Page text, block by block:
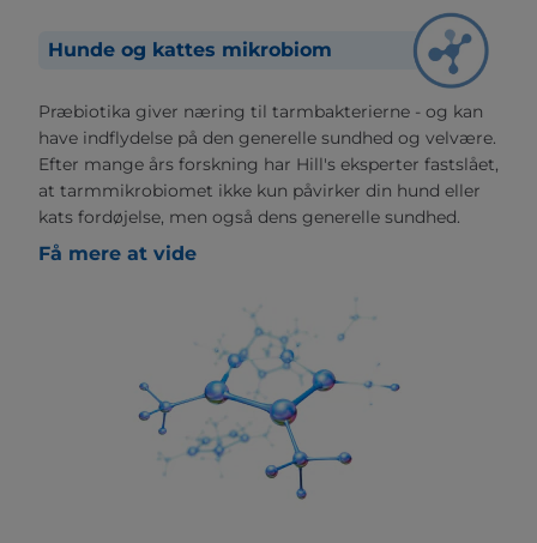
Hunde og kattes mikrobiom
Præbiotika giver næring til tarmbakterierne - og kan
have indflydelse på den generelle sundhed og velvære.
Efter mange års forskning har Hill's eksperter fastslået,
at tarmmikrobiomet ikke kun påvirker din hund eller
kats fordøjelse, men også dens generelle sundhed.
Få mere at vide